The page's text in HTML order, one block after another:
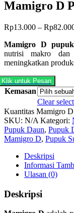
Mamigro D
Rp13.000 – Rp
Mamigro D
nutrisi makro
meningkatkan
Klik untuk Pesan
Kemasan
Clear
Kuantitas Mamigro
SKU: N/A Kategori:
Pupuk Daun, Pupuk
Mamigro D, Pupuk
Deskripsi
Informasi
Ulasan (0)
Deskripsi